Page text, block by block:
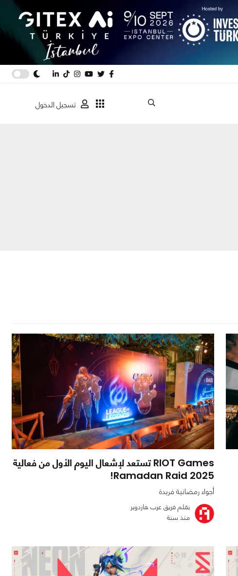
تسجيل الدخول
3079
1
RIOT Games تستعد لإشعال اليوم الأول من فعالية
Ramadan Raid 2025!
أجواء رمضانية فريدة
بقلم فريق عرب هاردوير
منذ سنة